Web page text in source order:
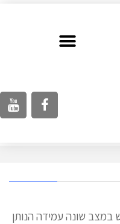
במצב שונה עמידה הנותן